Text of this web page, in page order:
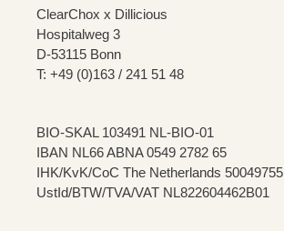
ClearChox x Dillicious
Hospitalweg 3
D-53115 Bonn
T: +49 (0)163 / 241 51 48
BIO-SKAL 103491 NL-BIO-01
IBAN NL66 ABNA 0549 2782 65
IHK/KvK/CoC The Netherlands 50049755
UstId/BTW/TVA/VAT NL822604462B01